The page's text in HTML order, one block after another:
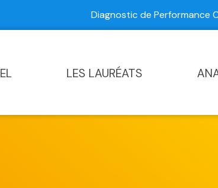
Diagnostic de Performance
LES LAURÉATS